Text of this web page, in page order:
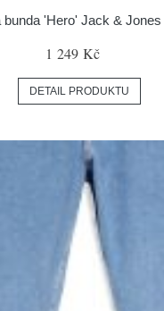
bunda 'Hero' Jack &
1 249 Kč
DETAIL PRODUKTU